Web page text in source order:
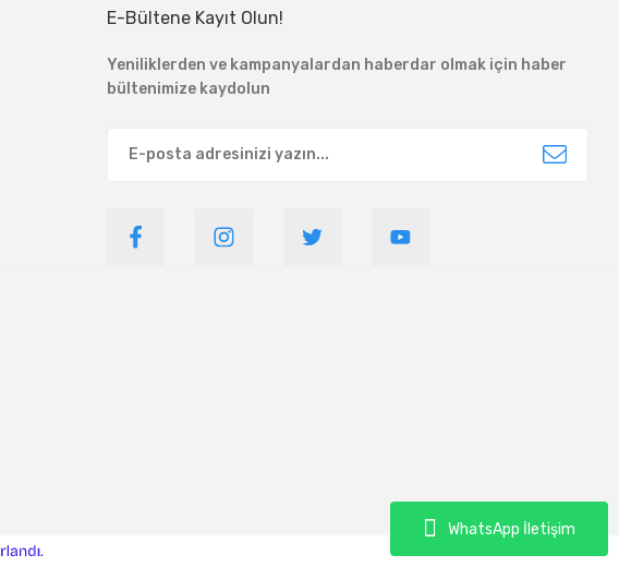
WhatsApp İletişim
E-Bültene Kayıt Olun!
Yeniliklerden ve kampanyalardan haberdar olmak için haber
bültenimize kaydolun